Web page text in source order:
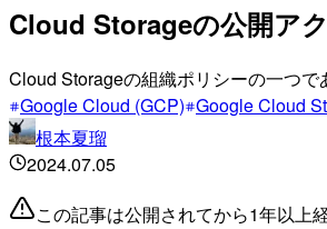
Cloud Storageの公開ア
Cloud Storageの組織ポリシーの一つで
Google Cloud (GCP) Google Cloud
根本夏瑠
2024.07.05
この記事は公開されてから1年以上